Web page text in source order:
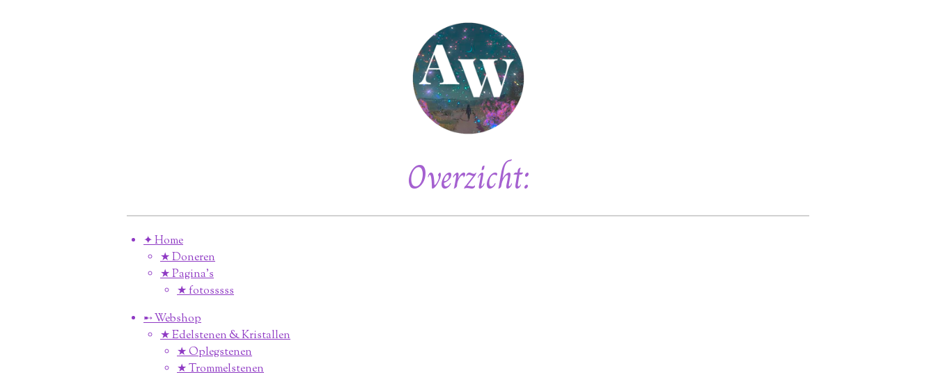
Overzicht:
✦ Home
★ Doneren
★ Pagina’s
★ fotosssss
➸ Webshop
★ Edelstenen & Kristallen
★ Oplegstenen
★ Trommelstenen